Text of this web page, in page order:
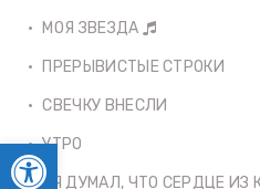
Открыть панель инструментов
МОЯ ЗВЕЗДА
ПРЕРЫВИСТЫЕ СТРОКИ
СВЕЧКУ ВНЕСЛИ
УТРО
«Я ДУМАЛ, ЧТО СЕРДЦЕ ИЗ